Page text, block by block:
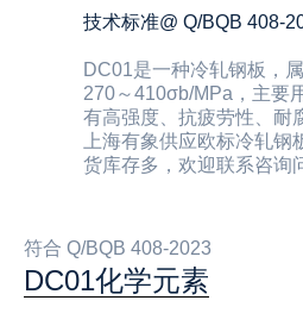
技术标准@ Q/BQB 408-
DC01是一种冷轧钢板，
270～410σb/MPa，主要
有高强度、抗疲劳性、耐
上海有象供应欧标冷轧
货库存多，欢迎联系咨询
符合 Q/BQB 408-2023
DC01化学元素